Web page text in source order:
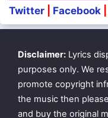
Dhegam engum
Kozhi koovum neram
Podhum podhum
Twitter Facebook
Disclaimer: Lyrics
purposes only. We
promote copyright
the music then
and buy the original